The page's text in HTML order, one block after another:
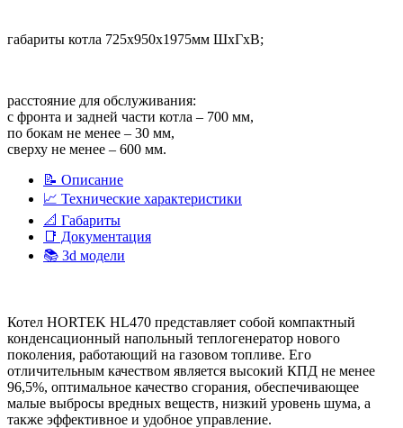
габариты котла 725х950х1975мм ШхГхВ;
расстояние для обслуживания:
с фронта и задней части котла – 700 мм,
по бокам не менее – 30 мм,
сверху не менее – 600 мм.
📝 Описание
📈 Технические характеристики
📐 Габариты
📑 Документация
📚 3d модели
Котел HORTEK HL470 представляет собой компактный
конденсационный напольный теплогенератор нового
поколения, работающий на газовом топливе. Его
отличительным качеством является высокий КПД не менее
96,5%, оптимальное качество сгорания, обеспечивающее
малые выбросы вредных веществ, низкий уровень шума, а
также эффективное и удобное управление.